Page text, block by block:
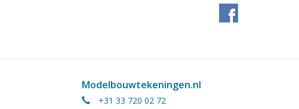
Modelbouwtekeningen.nl
+31 33 720 02 72